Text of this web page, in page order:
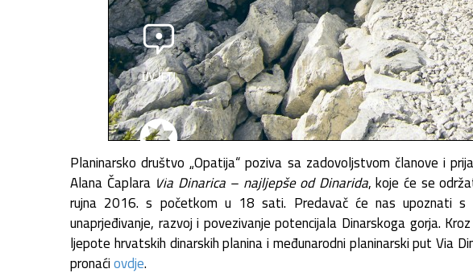
Planinarsko društvo „Opatija“ poziva sa zadovoljstvom članove i
Alana Čaplara Via Dinarica – najljepše od Dinarida, koje će se
rujna 2016. s početkom u 18 sati. Predavač će nas upoznati s
unaprjeđivanje, razvoj i povezivanje potencijala Dinarskoga gorja.
ljepote hrvatskih dinarskih planina i međunarodni planinarski put Via
pronaćiovdje.